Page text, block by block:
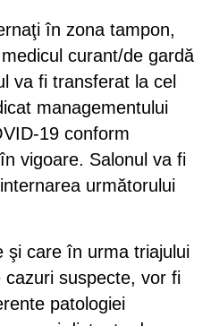
în zona tampon,
curant/de gardă
va fi transferat la cel
managementului
19 conform
vigoare. Salonul va fi
următorului
şi care în urma triajului
suspecte, vor fi
patologiei